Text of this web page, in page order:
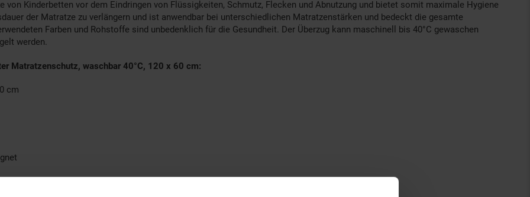
Kinderbetten vor dem Eindringen von Flüssigkeiten, Schmutz, Flecken und Abnutzung und bietet somit maximale Hygiene
der Matratze zu verlängern und ist anwendbar bei unterschiedlichen Matratzenstärken und bedeckt die gesamte
Farben und Rohstoffe sind unbedenklich für die Gesundheit. Der Überzug kann maschinell bis 40°C gewaschen
werden.
Matratzenschutz, waschbar 40°C, 120 x 60 cm:
cm
Matratzenschutz, waschbar 40°C, 120 x 60 cm: